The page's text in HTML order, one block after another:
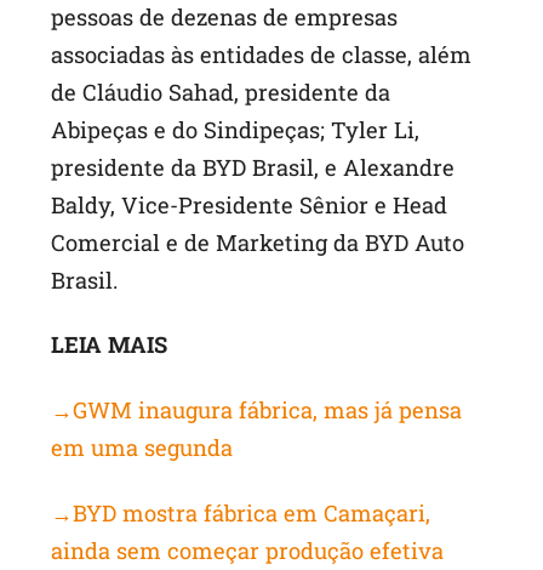
pessoas de dezenas de empresas
associadas às entidades de classe, além
de Cláudio Sahad, presidente da
Abipeças e do Sindipeças; Tyler Li,
presidente da BYD Brasil, e Alexandre
Baldy, Vice-Presidente Sênior e Head
Comercial e de Marketing da BYD Auto
Brasil.
LEIA MAIS
→GWM inaugura fábrica, mas já pensa
em uma segunda
→BYD mostra fábrica em Camaçari,
ainda sem começar produção efetiva